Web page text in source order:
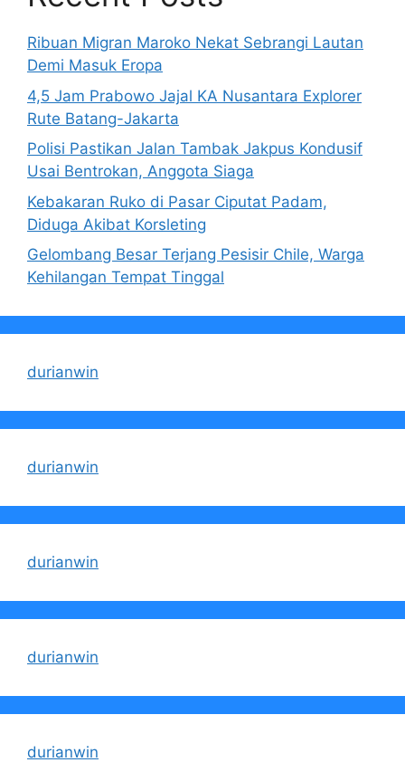
Ribuan Migran Maroko Nekat Sebrangi Lautan
Demi Masuk Eropa
4,5 Jam Prabowo Jajal KA Nusantara Explorer
Rute Batang-Jakarta
Polisi Pastikan Jalan Tambak Jakpus Kondusif
Usai Bentrokan, Anggota Siaga
Kebakaran Ruko di Pasar Ciputat Padam,
Diduga Akibat Korsleting
Gelombang Besar Terjang Pesisir Chile, Warga
Kehilangan Tempat Tinggal
durianwin
durianwin
durianwin
durianwin
durianwin